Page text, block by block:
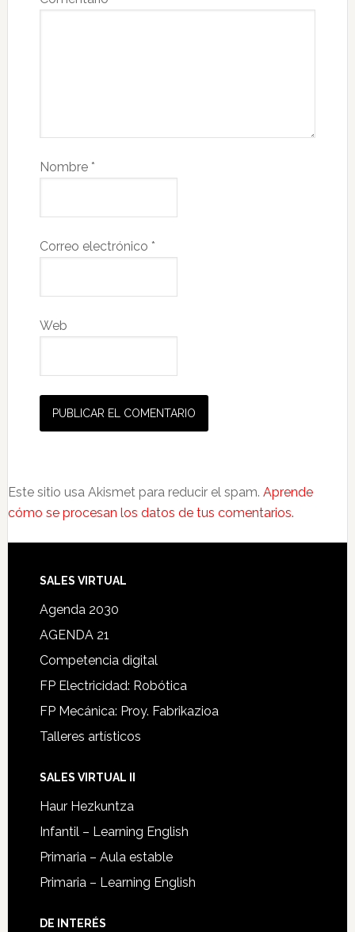
Nombre *
Correo electrónico *
Web
Este sitio usa Akismet para reducir el spam. Aprende
cómo se procesan los datos de tus comentarios.
SALES VIRTUAL
Agenda 2030
AGENDA 21
Competencia digital
FP Electricidad: Robótica
FP Mecánica: Proy. Fabrikazioa
Talleres artísticos
SALES VIRTUAL II
Haur Hezkuntza
Infantil – Learning English
Primaria – Aula estable
Primaria – Learning English
DE INTERÉS